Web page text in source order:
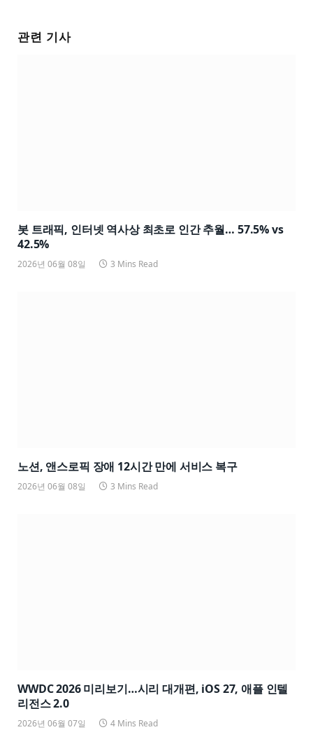
관련 기사
봇 트래픽, 인터넷 역사상 최초로 인간 추월… 57.5% vs
42.5%
2026년 06월 08일 3 Mins Read
노션, 앤스로픽 장애 12시간 만에 서비스 복구
2026년 06월 08일 3 Mins Read
WWDC 2026 미리보기…시리 대개편, iOS 27, 애플 인텔
리전스 2.0
2026년 06월 07일 4 Mins Read